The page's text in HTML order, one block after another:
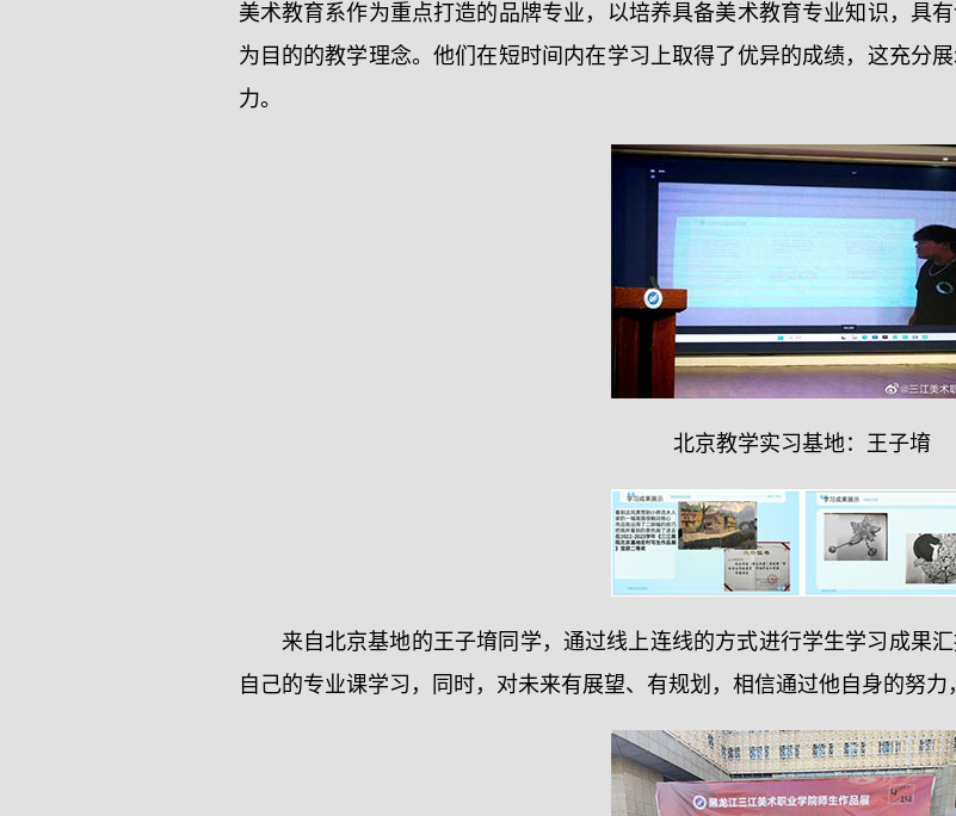
美术教育系作为重点打造的品牌专业，以培养具备美术教育专业知识，具
为目的的教学理念。他们在短时间内在学习上取得了优异的成绩，这充分
力。
北京教学实习基地：王子堉
来自北京基地的王子堉同学，通过线上连线的方式进行学生学习成果
自己的专业课学习，同时，对未来有展望、有规划，相信通过他自身的努力